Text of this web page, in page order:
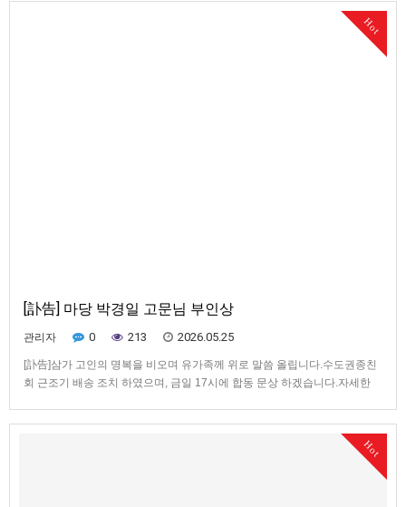
주 박종현 계좌번호 NH농협은행 3010150954021[문의전화] 1544-1326관
Hot
[訃告] 마당 박경일 고문님 부인상
관리자 0 213 2026.05.25
[訃告]삼가 고인의 명복을 비오며 유가족께 위로 말씀 올립니다.수도권종친
회 근조기 배송 조치 하였으며, 금일 17시에 합동 문상 하겠습니다.자세한
Hot